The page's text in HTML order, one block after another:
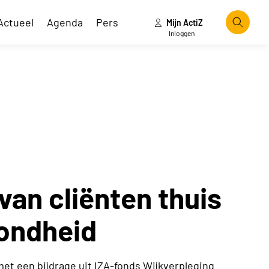
Agenda Pers Mijn ActiZ
Inloggen
cliënten thuis
een bijdrage uit IZA-fonds Wijkverpleging